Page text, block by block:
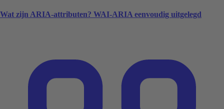
Wat zijn ARIA-attributen? WAI-ARIA eenvoudig uitgelegd